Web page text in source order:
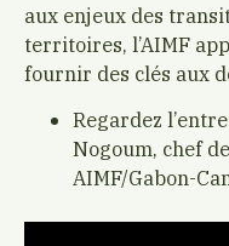
aux enjeux des
territoires, l’AIMF
fournir des clés aux
Regardez
Nogoum, chef
AIMF/Gabon-